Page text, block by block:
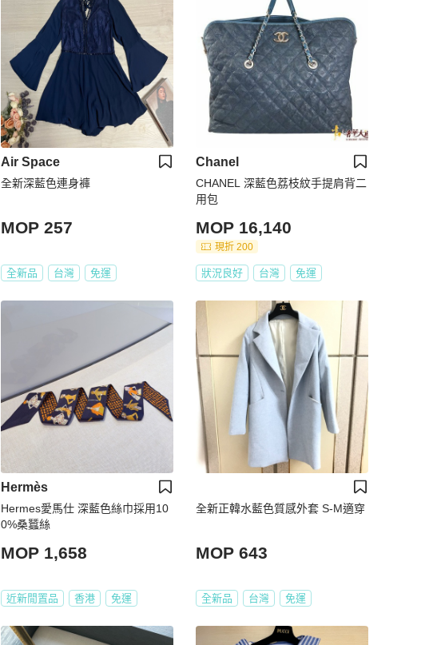
Air Space
全新深藍色連身褲
MOP 257
全新品 台灣 免運
Chanel
CHANEL 深藍色荔枝紋手提肩背二
用包
MOP 16,140
現折 200
狀況良好 台灣 免運
Hermès
Hermes愛馬仕 深藍色絲巾採用10
0%桑蠶絲
MOP 1,658
近新閒置品 香港 免運
全新正韓水藍色質感外套 S-M適穿
MOP 643
全新品 台灣 免運